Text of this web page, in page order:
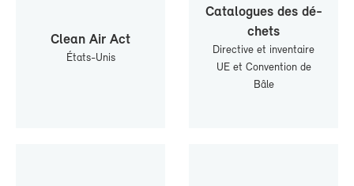
Clean Air Act
États-​Unis
Ca­ta­logues des dé­
chets
Di­rec­tive et in­ven­taire
UE et Conven­tion de
Bâle